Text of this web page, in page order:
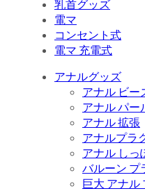
乳首グッズ
電マ
コンセント式
電マ 充電式
アナルグッズ
アナル ビー
アナル パー
アナル 拡張
アナルプラ
アナル しっ
バルーン プ
巨大 アナル